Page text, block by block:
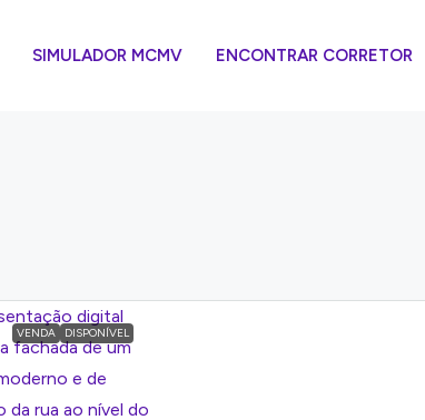
SIMULADOR MCMV ENCONTRAR CORRETOR
VENDA DISPONÍVEL